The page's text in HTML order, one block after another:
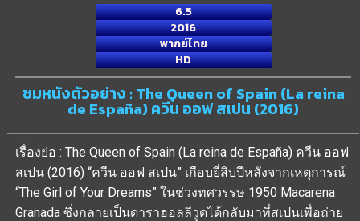
6.5
2016
พากย์ไทย
HD
ชมหนังตัวอย่าง : The Queen of Spain (La reina
de España) ควีน ออฟ สเปน (2016)
เรื่องย่อ : The Queen of Spain (La reina de España) ควีน ออฟ
สเปน (2016) “ควีน ออฟ สเปน” เกือบยี่สิบปีหลังจากเหตุการณ์
“The Girl of Your Dreams” ในช่วงทศวรรษ 1950 Macarena
Granada ซึ่งกลายเป็นดาราฮอลลีวูดได้กลับมาที่สเปนเพื่อถ่าย